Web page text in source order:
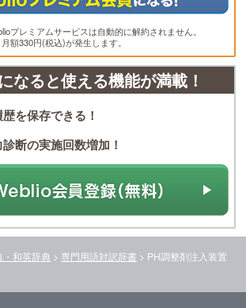
プレミアムサービスは自動的に解約されません。
額330円(税込)が発生します。
なると使える機能が満載！
を保存できる！
断の実施回数増加！
和英辞典 > 専門用語対訳辞書 > PH調整剤注入装置